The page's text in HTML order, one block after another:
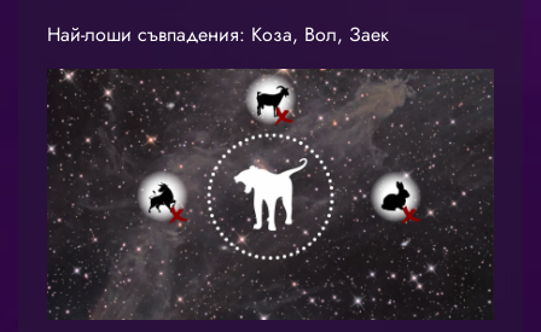
Най-лоши съвпадения: Коза, Вол, Заек